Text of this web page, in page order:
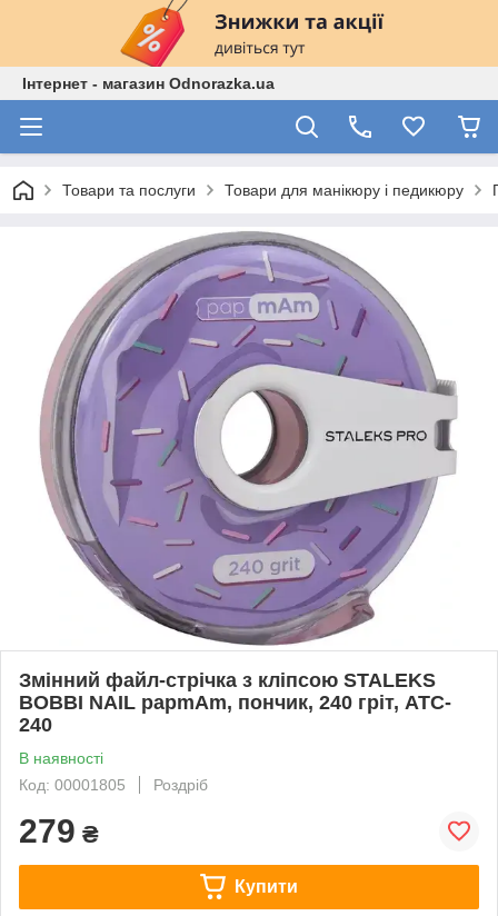
Інтернет - магазин Odnorazka.ua
Товари та послуги Товари для манікюру і педикюру
Змінний файл-стрічка з кліпсою STALEKS
BOBBI NAIL papmAm, пончик, 240 гріт, ATC-
240
В наявності
Код: 00001805
Роздріб
279 ₴
Купити